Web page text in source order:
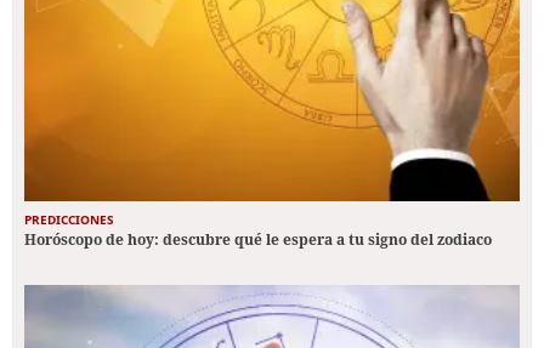
PREDICCIONES
Horóscopo de hoy: descubre qué le espera a tu signo del zodiaco